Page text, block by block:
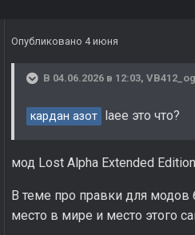
Опубликовано 4 июня
В 04.06.2026 в 12:03,
кардан азот laee это что?
мод Lost Alpha Extended Edition
В теме про правки для модов
место в мире и место этого